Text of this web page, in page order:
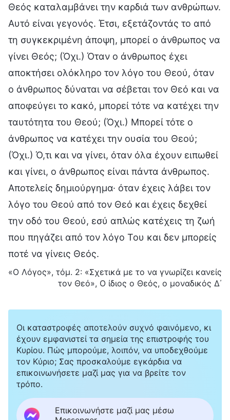
Θεός καταλαμβάνει την καρδιά των ανθρώπων.
Αυτό είναι γεγονός. Έτσι, εξετάζοντάς το από
τη συγκεκριμένη άποψη, μπορεί ο άνθρωπος να
γίνει Θεός; (Όχι.) Όταν ο άνθρωπος έχει
αποκτήσει ολόκληρο τον λόγο του Θεού, όταν
ο άνθρωπος δύναται να σέβεται τον Θεό και να
αποφεύγει το κακό, μπορεί τότε να κατέχει την
ταυτότητα του Θεού; (Όχι.) Μπορεί τότε ο
άνθρωπος να κατέχει την ουσία του Θεού;
(Όχι.) Ό,τι και να γίνει, όταν όλα έχουν ειπωθεί
και γίνει, ο άνθρωπος είναι πάντα άνθρωπος.
Αποτελείς δημιούργημα· όταν έχεις λάβει τον
λόγο του Θεού από τον Θεό και έχεις δεχθεί
την οδό του Θεού, εσύ απλώς κατέχεις τη ζωή
που πηγάζει από τον λόγο Του και δεν μπορείς
ποτέ να γίνεις Θεός.
«Ο Λόγος», τόμ. 2: «Σχετικά με το να γνωρίζει κανείς
τον Θεό», Ο ίδιος ο Θεός, ο μοναδικός Δ΄
Οι καταστροφές αποτελούν συχνό φαινόμενο, κι
έχουν εμφανιστεί τα σημεία της επιστροφής του
Κυρίου. Πώς μπορούμε, λοιπόν, να υποδεχθούμε
τον Κύριο; Σας προσκαλούμε εγκάρδια να
επικοινωνήσετε μαζί μας για να βρείτε τον
τρόπο.
Επικοινωνήστε μαζί μας μέσω